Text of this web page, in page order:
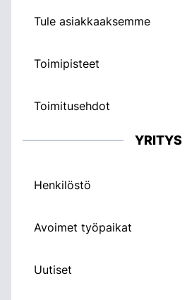
Tule asiakkaaksemme
Toimipisteet
Toimitusehdot
YRITYS
Henkilöstö
Avoimet työpaikat
Uutiset